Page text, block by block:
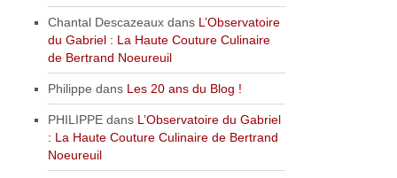
Chantal Descazeaux dans L’Observatoire
du Gabriel : La Haute Couture Culinaire
de Bertrand Noeureuil
Philippe dans Les 20 ans du Blog !
PHILIPPE dans L’Observatoire du Gabriel
: La Haute Couture Culinaire de Bertrand
Noeureuil